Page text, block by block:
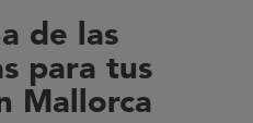
de las
para tus
Mallorca